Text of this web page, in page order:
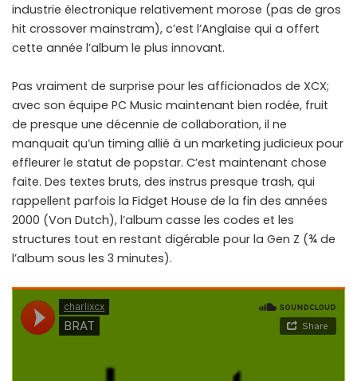
industrie électronique relativement morose (pas de gros
hit crossover mainstram), c’est l’Anglaise qui a offert
cette année l’album le plus innovant.
Pas vraiment de surprise pour les afficionados de XCX;
avec son équipe PC Music maintenant bien rodée, fruit
de presque une décennie de collaboration, il ne
manquait qu’un timing allié à un marketing judicieux pour
effleurer le statut de popstar. C’est maintenant chose
faite. Des textes bruts, des instrus presque trash, qui
rappellent parfois la Fidget House de la fin des années
2000 (Von Dutch), l’album casse les codes et les
structures tout en restant digérable pour la Gen Z (¾ de
l’album sous les 3 minutes).